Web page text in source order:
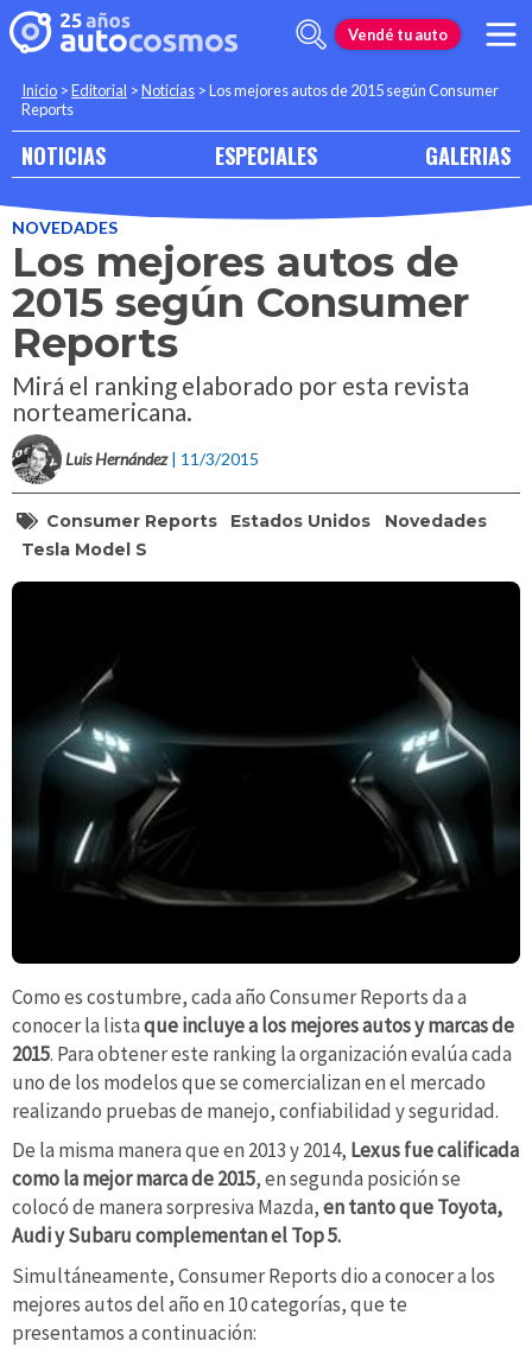
Vendé tu auto
Inicio >Editorial >Noticias >Los mejores autos de 2015 según Consumer
Reports
NOTICIAS ESPECIALES GALERIAS
NOVEDADES
Los mejores autos de
2015 según Consumer
Reports
Mirá el ranking elaborado por esta revista
norteamericana.
Luis Hernández | 11/3/2015
Consumer Reports Estados Unidos
Novedades
Tesla Model S
Como es costumbre, cada año Consumer Reports da a
conocer la listaque incluye a los mejores autos y marcas de
2015. Para obtener este ranking la organización evalúa cada
uno de los modelos que se comercializan en el mercado
realizando pruebas de manejo, confiabilidad y seguridad.
De la misma manera que en 2013 y 2014, Lexus fue calificada
como la mejor marca de 2015, en segunda posición se
colocó de manera sorpresiva Mazda,en tanto que Toyota,
Audi y Subaru complementan el Top 5.
Simultáneamente, Consumer Reports dio a conocer a los
mejores autos del año en 10 categorías, que te
presentamos a continuación: